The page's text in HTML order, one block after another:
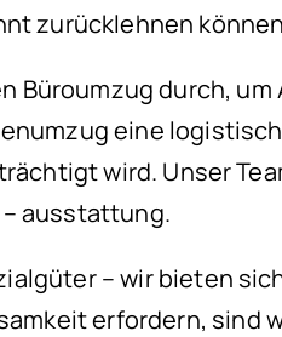
zurücklehnen
Büroumzug durch,
eine
wird. Unser
ausstattung.
– wir bieten
erfordern, sind